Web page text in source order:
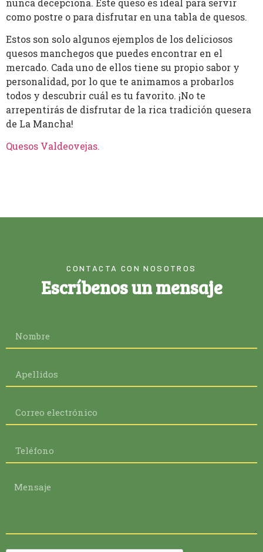
como postre o para disfrutar en una tabla de quesos.
Estos son solo algunos ejemplos de los deliciosos
quesos manchegos que puedes encontrar en el
mercado. Cada uno de ellos tiene su propio sabor y
personalidad, por lo que te animamos a probarlos
todos y descubrir cuál es tu favorito. ¡No te
arrepentirás de disfrutar de la rica tradición quesera
de La Mancha!
Quesos Valdeovejas.
CONTACTA CON NOSOTROS
Escríbenos un mensaje